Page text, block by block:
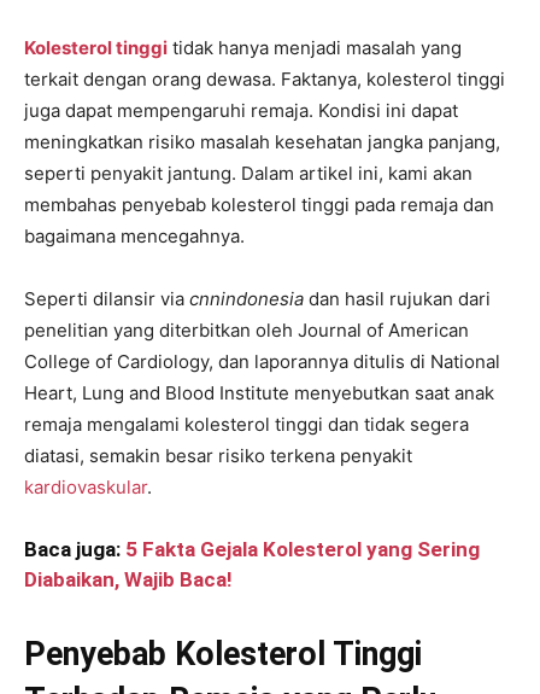
Kolesterol tinggi tidak hanya menjadi masalah yang
terkait dengan orang dewasa. Faktanya, kolesterol tinggi
juga dapat mempengaruhi remaja. Kondisi ini dapat
meningkatkan risiko masalah kesehatan jangka panjang,
seperti penyakit jantung. Dalam artikel ini, kami akan
membahas penyebab kolesterol tinggi pada remaja dan
bagaimana mencegahnya.
Seperti dilansir via cnnindonesia dan hasil rujukan dari
penelitian yang diterbitkan oleh Journal of American
College of Cardiology, dan laporannya ditulis di National
Heart, Lung and Blood Institute menyebutkan saat anak
remaja mengalami kolesterol tinggi dan tidak segera
diatasi, semakin besar risiko terkena penyakit
kardiovaskular.
Baca juga: 5 Fakta Gejala Kolesterol yang Sering
Diabaikan, Wajib Baca!
Penyebab Kolesterol Tinggi